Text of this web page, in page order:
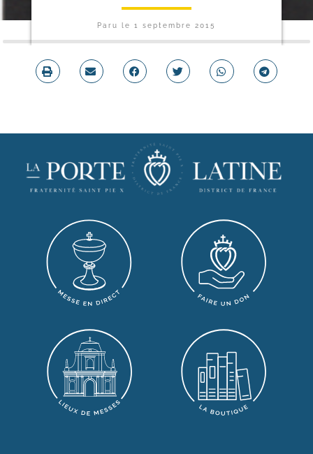
Paru le1 septembre 2015